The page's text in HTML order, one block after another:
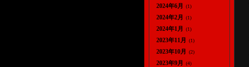
2024年6月 (1)
2024年2月 (1)
2024年1月 (1)
2023年11月 (1)
2023年10月 (2)
2023年9月 (4)